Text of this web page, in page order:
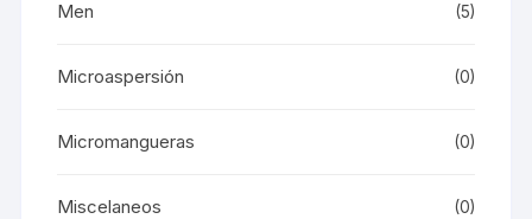
Men (5)
Microaspersión (0)
Micromangueras (0)
Miscelaneos (0)